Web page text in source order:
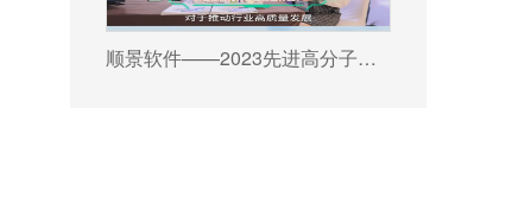
顺景软件——2023先进高分子材料产业高质量发展大会暨工程塑料产业创新大会